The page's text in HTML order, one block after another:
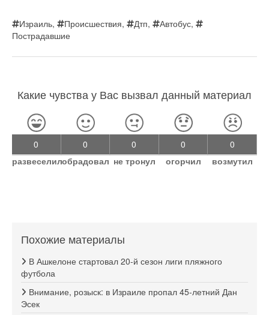
Израиль, Происшествия, Дтп, Автобус,
Пострадавшие
Какие чувства у Вас вызвал данный материал
0
развеселил
0
обрадовал
0
не тронул
0
огорчил
0
возмутил
Похожие материалы
В Ашкелоне стартовал 20-й сезон лиги пляжного
футбола
Внимание, розыск: в Израиле пропал 45-летний Дан
Эсек